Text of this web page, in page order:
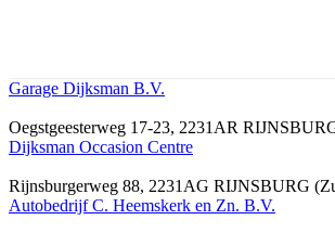
Garage Dijksman B.V.
Oegstgeesterweg 17-23, 2231AR
Dijksman Occasion Centre
Rijnsburgerweg 88, 2231AG RIJNSBURG
Autobedrijf C. Heemskerk en Zn. B.V.